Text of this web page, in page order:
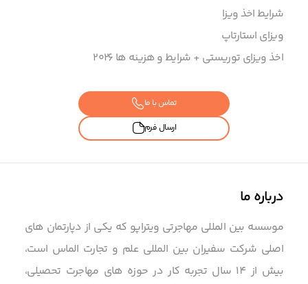
شرایط اخذ ویزا
ویزای استارتاپ
اخذ ویزای توریستی + شرایط و هزینه ها ۲۰۲6
تماس با ما
ارسال فرم
درباره ما
موسسه بین المللی مهاجرتی ویتراپو که یکی از دپارتمان های
اصلی شرکت سفیران بین المللی علم و تجارت الماس است،
بیش از 14 سال تجربه کار در حوزه های مهاجرت تحصیلی،